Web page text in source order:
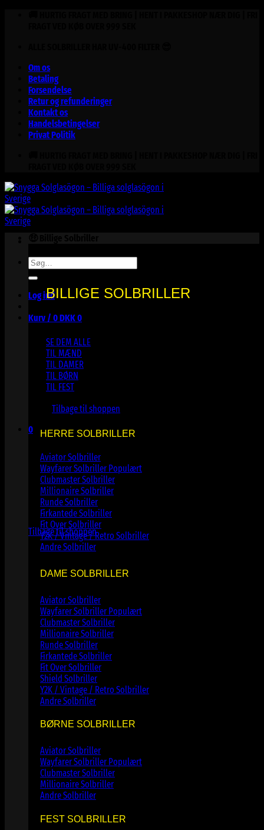
Om os
Betaling
Forsendelse
Retur og refunderinger
Kontakt os
Handelsbetingelser
Privat Politik
Søg
efter:
Log ind
Kurv / 0DKK0
Ingen varer i kurven.
Tilbage til shoppen
0
Ingen varer i kurven.
Tilbage til shoppen
BILLIGE SOLBRILLER
SE DEM ALLE
TIL MÆND
TIL DAMER
TIL BØRN
TIL FEST
HERRE SOLBRILLER
Aviator Solbriller
Wayfarer Solbriller
Clubmaster Solbriller
Millionaire Solbriller
Runde Solbriller
Firkantede Solbriller
Fit Over Solbriller
Y2K / Vintage / Retro Solbriller
Andre Solbriller
DAME SOLBRILLER
Aviator Solbriller
Wayfarer Solbriller
Clubmaster Solbriller
Millionaire Solbriller
Runde Solbriller
Firkantede Solbriller
Fit Over Solbriller
Shield Solbriller
Y2K / Vintage / Retro Solbriller
Andre Solbriller
BØRNE SOLBRILLER
Aviator Solbriller
Wayfarer Solbriller
Clubmaster Solbriller
Millionaire Solbriller
Andre Solbriller
FEST SOLBRILLER